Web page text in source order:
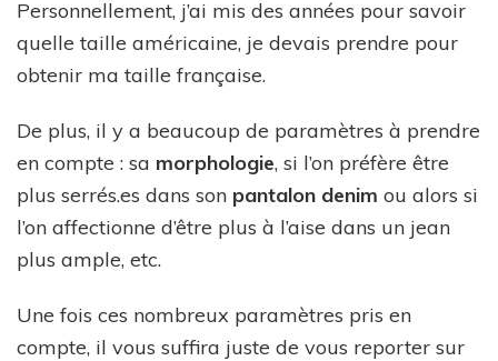
Personnellement, j’ai mis des années pour savoir
quelle taille américaine, je devais prendre pour
obtenir ma taille française.
De plus, il y a beaucoup de paramètres à prendre
en compte : sa morphologie, si l’on préfère être
plus serrés.es dans son pantalon denim ou alors si
l’on affectionne d’être plus à l’aise dans un jean
plus ample, etc.
Une fois ces nombreux paramètres pris en
compte, il vous suffira juste de vous reporter sur